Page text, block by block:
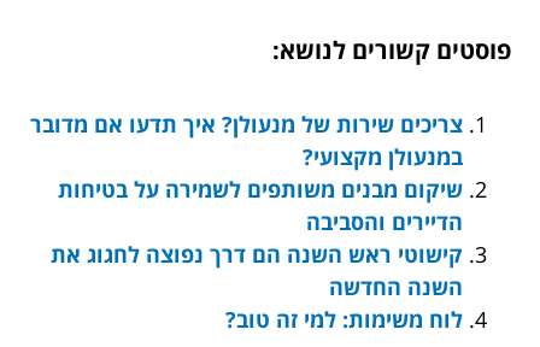
פוסטים קשורים לנושא:
צריכים שירות של מנעולן? איך תדעו אם מדובר
במנעולן מקצועי?
שיקום מבנים משותפים לשמירה על בטיחות
הדיירים והסביבה
קישוטי ראש השנה הם דרך נפוצה לחגוג את
השנה החדשה
לוח משימות: למי זה טוב?